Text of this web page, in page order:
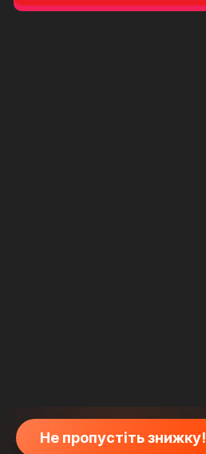
Не пропустіть знижку!